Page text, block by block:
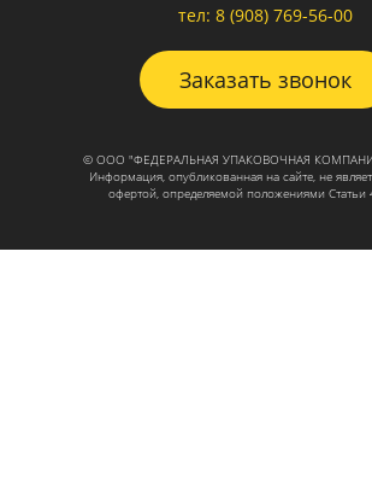
тел: 8 (908) 769-56-00
Заказать звонок
© ООО "ФЕДЕРАЛЬНАЯ УПАКОВОЧНАЯ
Информация, опубликованная на сайте, не
офертой, определяемой положениями Статьи